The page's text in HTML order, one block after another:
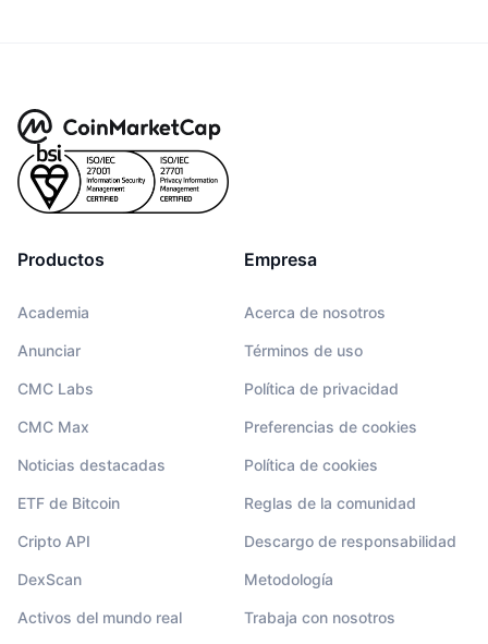
Productos
Academia
Anunciar
CMC Labs
CMC Max
Noticias destacadas
ETF de Bitcoin
Cripto API
DexScan
Activos del mundo real
Empresa
Acerca de nosotros
Términos de uso
Política de privacidad
Preferencias de cookies
Política de cookies
Reglas de la comunidad
Descargo de responsabilidad
Metodología
Trabaja con nosotros